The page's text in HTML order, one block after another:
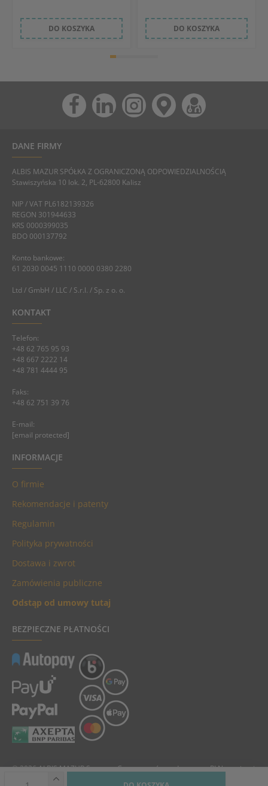
DO KOSZYKA DO KOSZYKA
DANE FIRMY
ALBIS MAZUR SPÓŁKA Z OGRANICZONĄ ODPOWIEDZIALNOŚCIĄ
Stawiszyńska 10 lok. 2, PL-62800 Kalisz
NIP / VAT PL6182139326
REGON 301944633
KRS 0000399035
BDO 000137792
Konto bankowe:
61 2030 0045 1110 0000 0380 2280
Ltd / GmbH / LLC / S.r.l. / Sp. z o. o.
KONTAKT
Telefon:
+48 62 765 95 93
+48 667 2222 14
+48 781 4444 95
Faks:
+48 62 751 39 76
E-mail:
[email protected]
INFORMACJE
O firmie
Rekomendacje i patenty
Regulamin
Polityka prywatności
Dostawa i zwrot
Zamówienia publiczne
Odstąp od umowy tutaj
BEZPIECZNE PŁATNOŚCI
© 2026 ALBIS MAZUR Sp. z o.o. Ceny towarów podane są w PLN, zawierają
podatek VAT i nie zawierają kosztów dostawy.